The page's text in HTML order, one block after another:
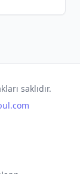
saklıdır.